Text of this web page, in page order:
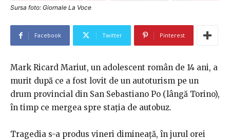
Sursa foto: Giornale La Voce
Facebook Twitter Pinterest
Mark Ricard Mariut, un adolescent român de 14 ani, a
murit după ce a fost lovit de un autoturism pe un
drum provincial din San Sebastiano Po (lângă Torino),
în timp ce mergea spre stația de autobuz.
Tragedia s-a produs vineri dimineață, în jurul orei